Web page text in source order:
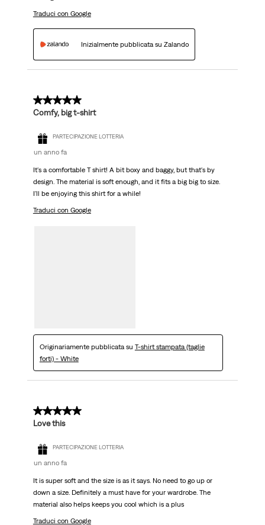
Traduci con Google
Inizialmente pubblicata su Zalando
5 su 5 stelle.
Comfy, big t-shirt
PARTECIPAZIONE LOTTERIA
un anno fa
It's a comfortable T shirt! A bit boxy and baggy, but that's by
design. The material is soft enough, and it fits a big big to size.
I'll be enjoying this shirt for a while!
Traduci con Google
Originariamente pubblicata su T-shirt stampata (taglie
forti) - White
5 su 5 stelle.
Love this
PARTECIPAZIONE LOTTERIA
un anno fa
It is super soft and the size is as it says. No need to go up or
down a size. Definitely a must have for your wardrobe. The
material also helps keeps you cool which is a plus
Traduci con Google